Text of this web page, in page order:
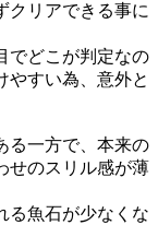
クリアできる事に
でどこが判定なの
やすい為、意外と
る一方で、本来の
せのスリル感が薄
る魚石が少なくな